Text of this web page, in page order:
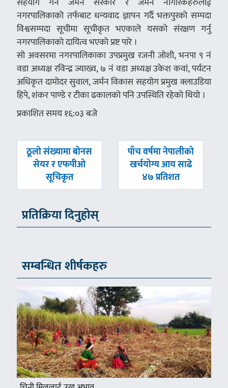
नगरपालिकाको तर्फबाट धन्यवाद ज्ञापन गर्दै भक्तपुरको सम्पदा
विश्वसम्पदा सूचीमा सूचीकृत भएकाले यसको संरक्षण गर्नु
नगरपालिकाको दायित्व भएको प्रष्ट पारे ।
सो अवसरमा नगरपालिकाका उपप्रमुख रजनी जोशी, भनपा ९ नं
वडा अध्यक्ष रविन्द्र ज्याख्व, ७ नं वडा अध्यक्ष उकेश कवां, पर्यटन
अधिकृत दामोदर सुवाल, जर्मन विकास सहयोग प्रमुख क्लाउडिया
हिपे, शंकर पाण्डे र टीका ढकालको पनि उपस्थिति रहेको थियो ।
प्रकाशित समय १६:०३ बजे
पछिल्लाे
ठूलो संख्यामा बोनस
सेयर र एफपीओ
सूचिकृत
अघिल्लाे
-
पाँच वर्षमा नेपालीको
खर्चयोग्य आय साढे
४७ प्रतिशत
प्रतिक्रिया दिनुहोस्
सम्बन्धित शीर्षकहरु